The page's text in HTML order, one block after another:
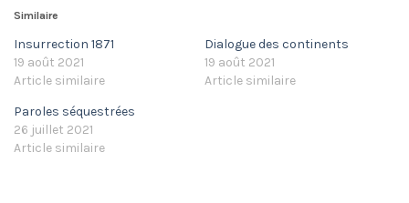
Similaire
Insurrection 1871
19 août 2021
Article similaire
Dialogue des continents
19 août 2021
Article similaire
Paroles séquestrées
26 juillet 2021
Article similaire